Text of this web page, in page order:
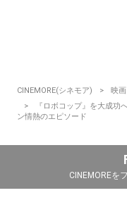
CINEMORE(シネモア) 映画
『ロボコップ』を大成功
ン情熱のエピソード
CINEMOREを